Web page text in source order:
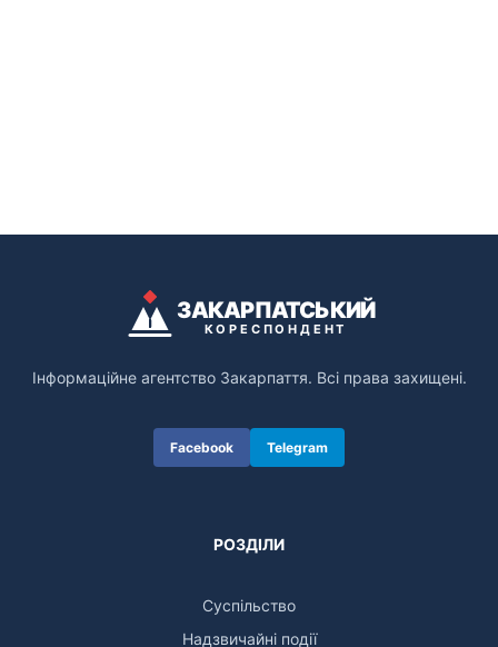
ЗАКАРПАТСЬКИЙ
КОРЕСПОНДЕНТ
Інформаційне агентство Закарпаття. Всі права захищені.
Facebook Telegram
РОЗДІЛИ
Суспільство
Надзвичайні події